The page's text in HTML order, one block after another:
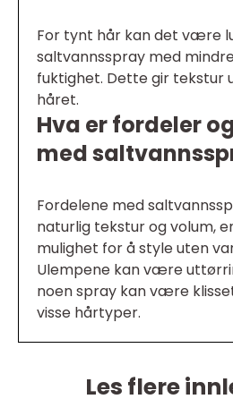
For tynt hår kan det være
saltvannsspray med
fuktighet. Dette gir tekstur
håret.
Hva er fordeler
med
Fordelene med
naturlig tekstur og volum,
mulighet for å style uten
Ulempene kan være
noen spray kan være
visse hårtyper.
Les flere